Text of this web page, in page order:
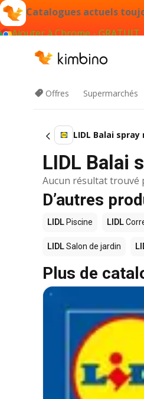
Catalogues actuels
Ajouter à Chrome - GRATUIT
Offres Supermarchés
LIDL Balai
LIDL Balai
Aucun résultat trouvé
D’autres
LIDL Piscine LIDL
LIDLSalon de jardin
Plus de